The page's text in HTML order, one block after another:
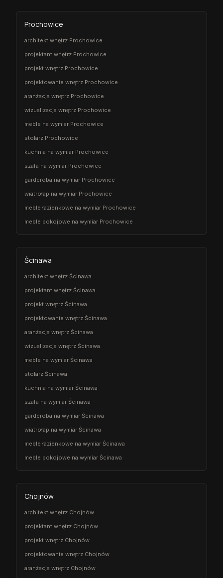
Prochowice
architekt wnętrz Prochowice
projektant wnętrz Prochowice
projekt wnętrz Prochowice
projektowanie wnętrz Prochowice
aranżacja wnętrz Prochowice
wizualizacja wnętrz Prochowice
meble na wymiar Prochowice
stolarz Prochowice
kuchnia na wymiar Prochowice
szafa na wymiar Prochowice
garderoba na wymiar Prochowice
wiatrołap na wymiar Prochowice
meble łazienkowe na wymiar Prochowice
meble pokojowe na wymiar Prochowice
Ścinawa
architekt wnętrz Ścinawa
projektant wnętrz Ścinawa
projekt wnętrz Ścinawa
projektowanie wnętrz Ścinawa
aranżacja wnętrz Ścinawa
wizualizacja wnętrz Ścinawa
meble na wymiar Ścinawa
stolarz Ścinawa
kuchnia na wymiar Ścinawa
szafa na wymiar Ścinawa
garderoba na wymiar Ścinawa
wiatrołap na wymiar Ścinawa
meble łazienkowe na wymiar Ścinawa
meble pokojowe na wymiar Ścinawa
Chojnów
architekt wnętrz Chojnów
projektant wnętrz Chojnów
projekt wnętrz Chojnów
projektowanie wnętrz Chojnów
aranżacja wnętrz Chojnów